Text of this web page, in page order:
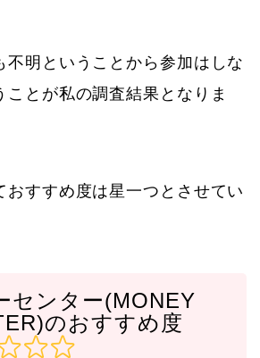
不明ということから参加はしな
ことが私の調査結果となりま
おすすめ度は星一つとさせてい
センター(MONEY
のおすすめ度